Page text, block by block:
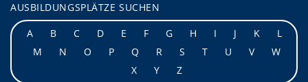
AUSBILDUNGSPLÄTZE SUCHEN
A
B C D E F G H I J K
L
M
N O P Q R S T U V
W
X
Y Z